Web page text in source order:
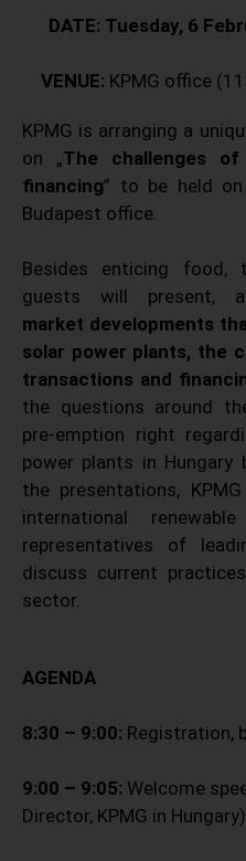
DATE: Tuesday, 6
VENUE: KPMG office
KPMG is arranging a
on „The challenges
financing” to be held
Budapest office.
Besides enticing food,
guests will present,
market developments
solar power plants, the
transactions and
the questions around
pre-emption right
power plants in
the presentations,
international
representatives of
discuss current
sector.
AGENDA
8:30 – 9:00: Registration,
9:00 – 9:05: Welcome
Director, KPMG in Hungary)